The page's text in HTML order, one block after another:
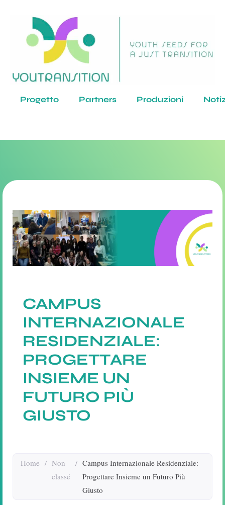
Progetto Partners Produzioni
CAMPUS
INTERNAZIONALE
RESIDENZIALE:
PROGETTARE
INSIEME UN
FUTURO PIÙ
GIUSTO
Home / Non
classé
/ Campus Internazionale Residenziale:
Progettare Insieme un Futuro Più
Giusto